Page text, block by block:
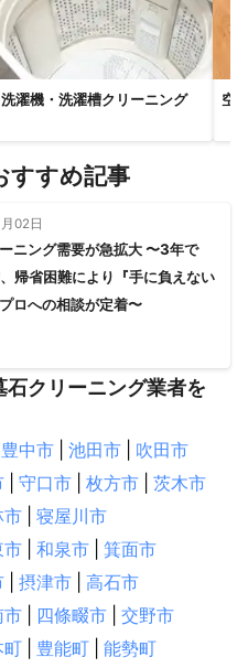
洗濯機・洗濯槽クリーニング 空
すすめ記事
02日
ニング需要が急拡大 〜3年で
帰省困難により『手に負えない
ロへの相談が定着〜
クリーニング業者を
豊中市 池田市
吹田市
守口市 枚方市
茨木市
市
寝屋川市
市 和泉市
箕面市
摂津市
高石市
市 四條畷市
交野市
町 豊能町
能勢町